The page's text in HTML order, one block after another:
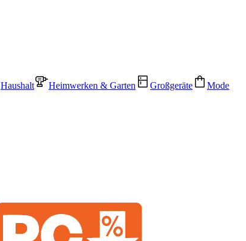
Haushalt Heimwerken & Garten Großgeräte Mode